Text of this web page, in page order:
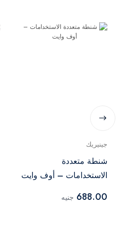
جينيريك
شنطة متعددة
الاستخدامات – أوف وايت
688.00 جنيه